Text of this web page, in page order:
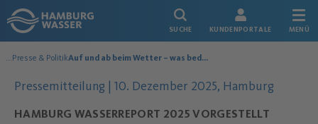
Link zur Startseite
SUCHE KUNDENPORTALE MENÜ
Über uns
...Presse & Politik Auf und ab beim Wetter – was bedeuten die Extreme für die Wasserwirtschaft?
Pressemitteilung | Datum der Veröffentlichung:
10. Dezember 2025, Hamburg
HAMBURG WASSERREPORT 2025 VORGESTELLT